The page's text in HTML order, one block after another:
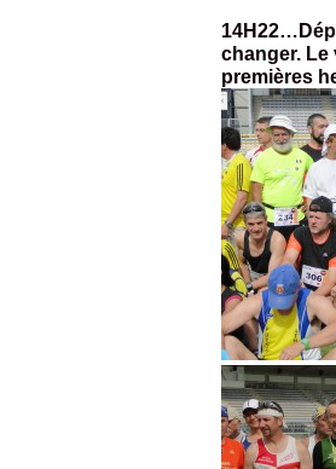
changer. Le
premières